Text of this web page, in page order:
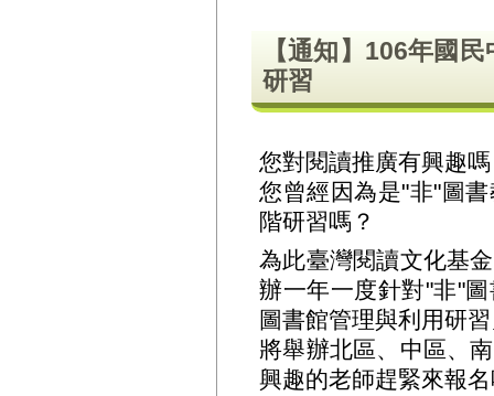
【通知】106年國
研習
您對閱讀推廣有興趣
您曾經因為是"非"圖
階研習嗎？
為此臺灣閱讀文化基
辦一年一度針對"非"
圖書館管理與利用研
將舉辦北區、中區、
興趣的老師趕緊來報